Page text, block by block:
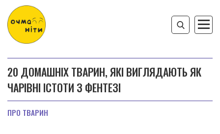
20 ДОМАШНІХ ТВАРИН, ЯКІ ВИГЛЯДАЮТЬ ЯК
ЧАРІВНІ ІСТОТИ З ФЕНТЕЗІ
ПРО ТВАРИН